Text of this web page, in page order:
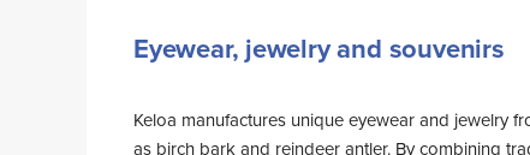
Eyewear, jewelry and souvenirs
Keloa manufactures unique eyewear and jewelry
as birch bark and reindeer antler. By combining
northernmost eyewear factory in the World. Visit
Open daily by appointment or whenever the